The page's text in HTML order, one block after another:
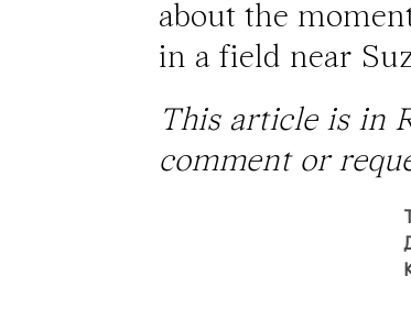
about the
in a field near
This article is in
comment or